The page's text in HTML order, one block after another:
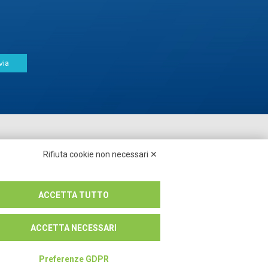
Seguici su:Rifiuta cookie non necessari ✕
ACCETTA TUTTO
ACCETTA NECESSARI
Preferenze GDPR